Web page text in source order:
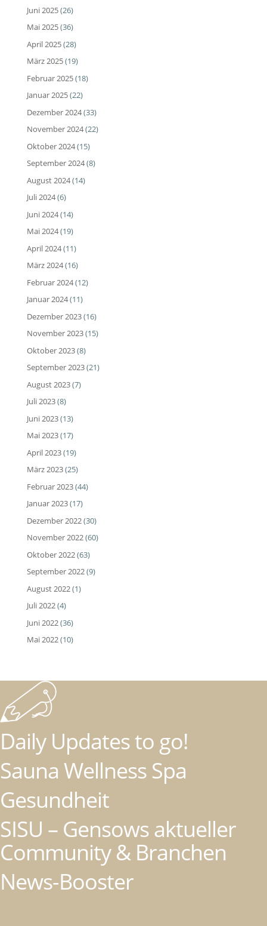
Juni 2025(26)
Mai 2025(36)
April 2025(28)
März 2025(19)
Februar 2025(18)
Januar 2025(22)
Dezember 2024(33)
November 2024(22)
Oktober 2024(15)
September 2024(8)
August 2024(14)
Juli 2024(6)
Juni 2024(14)
Mai 2024(19)
April 2024(11)
März 2024(16)
Februar 2024(12)
Januar 2024(11)
Dezember 2023(16)
November 2023(15)
Oktober 2023(8)
September 2023(21)
August 2023(7)
Juli 2023(8)
Juni 2023(13)
Mai 2023(17)
April 2023(19)
März 2023(25)
Februar 2023(44)
Januar 2023(17)
Dezember 2022(30)
November 2022(60)
Oktober 2022(63)
September 2022(9)
August 2022(1)
Juli 2022(4)
Juni 2022(36)
Mai 2022(10)
Daily Updates to go!
Sauna Wellness Spa
Gesundheit
SISU – Gensows aktueller
Community & Branchen
News-Booster